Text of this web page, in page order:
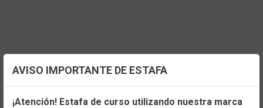
Configuración de cookies
AVISO IMPORTANTE DE ESTAFA
¡Atención! Estafa de curso utilizando nuestra marca